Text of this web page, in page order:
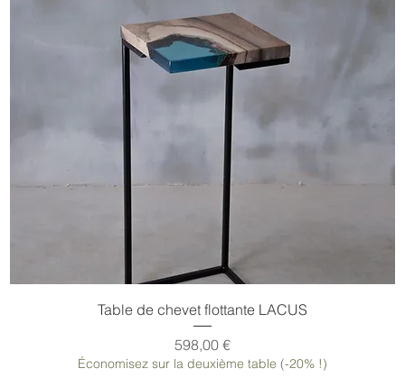
Table de chevet flottante LACUS
Prix
598,00 €
Économisez sur la deuxième table (-20% !)